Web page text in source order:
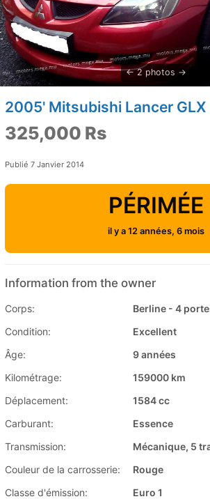
2 photos
2005' Mitsubishi Lancer GLX
325,000 Rs
Publié 7 Janvier 2014
PÉRIMÉE
il y a 12 années, 6 mois
Information from the owner
Corps:
Berline - 4
Condition:
Excellent
Âge:
9 années
Kilométrage:
159000 km
Déplacement:
1584 cc
Carburant:
Essence
Transmission:
Mécanique, 5
Couleur de la carrosserie:
Rouge
Classe d'émission:
Euro 1